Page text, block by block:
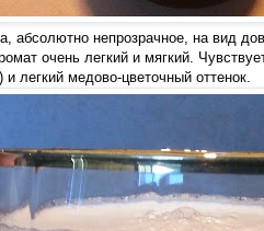
абсолютно непрозрачное, на вид
очень легкий и мягкий.
легкий медово-цветочный оттенок.